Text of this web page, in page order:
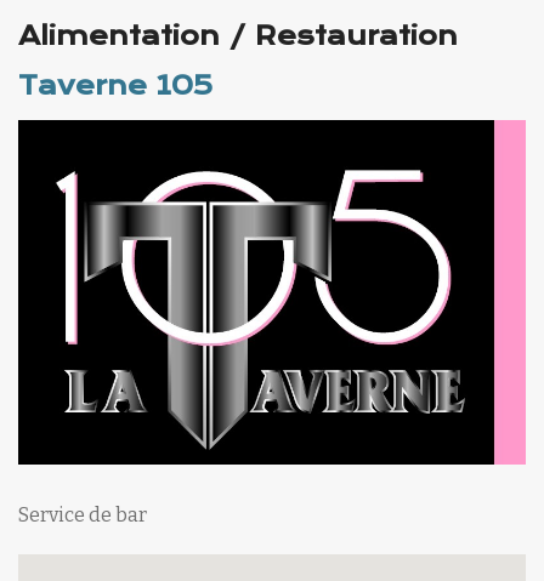
Alimentation / Restauration
Taverne 105
Service de bar